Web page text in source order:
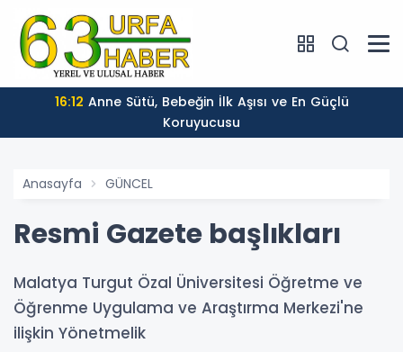
16:12
Koruyucusu
Anasayfa GÜNCEL
Resmi Gazete başlıkları
Malatya Turgut Özal Üniversitesi Öğretme ve
Öğrenme Uygulama ve Araştırma Merkezi'ne
ilişkin Yönetmelik